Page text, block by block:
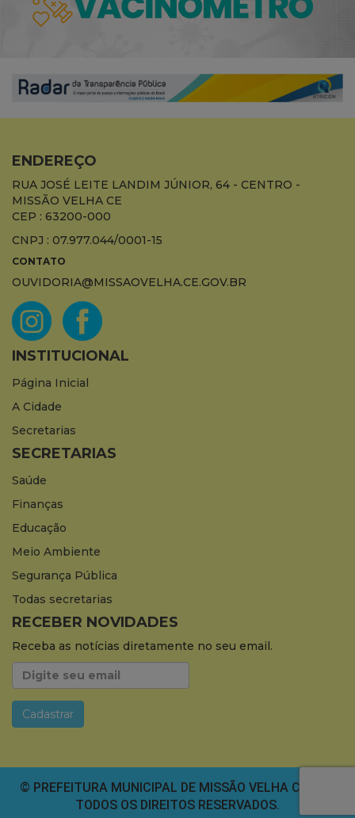
ENDEREÇO
RUA JOSÉ LEITE LANDIM JÚNIOR, 64 - CENTRO -
MISSÃO VELHA CE
CEP : 63200-000
CNPJ : 07.977.044/0001-15
CONTATO
OUVIDORIA@MISSAOVELHA.CE.GOV.BR
INSTITUCIONAL
Página Inicial
A Cidade
Secretarias
SECRETARIAS
Saúde
Finanças
Educação
Meio Ambiente
Segurança Pública
Todas secretarias
RECEBER NOVIDADES
Receba as notícias diretamente no seu email.
© PREFEITURA MUNICIPAL DE MISSÃO VELHA CEARÁ.
TODOS OS DIREITOS RESERVADOS.